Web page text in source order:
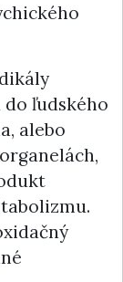
do ľudského
alebo